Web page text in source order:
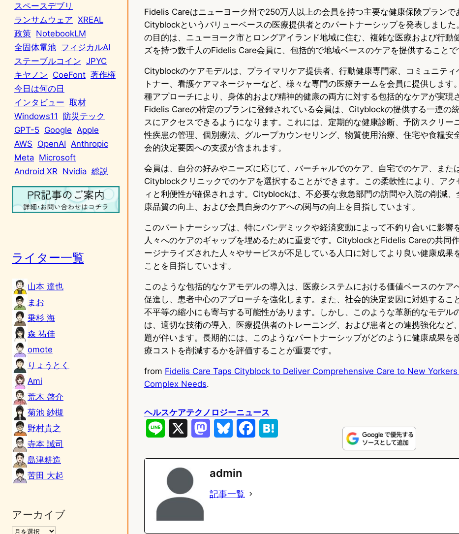
スペースデブリ
ランサムウェア XREAL
政策 NotebookLM
全固体電池 フィジカルAI
ステーブルコイン JPYC
キヤノン CoeFont 著作権
今日は何の日
インタビュー 取材
Windows11
防災テック
GPT-5 Google Apple
AWS OpenAI Anthropic
Meta Microsoft
Android XR Nvidia 総説
ライター一覧
山本 達也
まお
乗杉 海
森 祐佳
omote
りょうとく
Ami
荒木 啓介
菊池 紗槻
野村貴之
寺本 誠司
島津耕造
苦田 大起
アーカイブ
Fidelis Careはニューヨーク州で250万人以上の会員を持つ主要な健康保険プランで
Cityblockというバリューベースの医療提供者とのパートナーシップを発表しました
の目的は、ニューヨーク市とロングアイランド地域に住む、複雑な医療および行動
ズを持つ数千人のFidelis Care会員に、包括的で地域ベースのケアを提供することで
Cityblockのケアモデルは、プライマリケア提供者、行動健康専門家、コミュニティ
トナー、看護ケアマネージャーなど、様々な専門の医療チームを会員に提供します
種アプローチにより、身体的および精神的健康の両方に対する包括的なケアが実現
Fidelis Careの特定のプランに登録されている会員は、Cityblockの提供する一連の
スにアクセスできるようになります。これには、定期的な健康診断、予防スクリー
性疾患の管理、個別療法、グループカウンセリング、物質使用治療、住宅や食糧安
会的決定要因への支援が含まれます。
会員は、自分の好みやニーズに応じて、バーチャルでのケア、自宅でのケア、また
Cityblockクリニックでのケアを選択することができます。この柔軟性により、アク
ィと利便性が確保されます。Cityblockは、不必要な救急部門の訪問や入院の削減、
康品質の向上、および会員自身のケアへの関与の向上を目指しています。
このパートナーシップは、特にパンデミックや経済変動によって不釣り合いに影響
人々へのケアのギャップを埋めるために重要です。CityblockとFidelis Careの共同
ージナライズされた人々やサービスが不足している人口に対してより良い健康成果
ことを目指しています。
このような包括的なケアモデルの導入は、医療システムにおける価値ベースのケア
促進し、患者中心のアプローチを強化します。また、社会的決定要因に対処するこ
不平等の縮小にも寄与する可能性があります。しかし、このような革新的なモデル
は、適切な技術の導入、医療提供者のトレーニング、および患者との連携強化など
題が伴います。長期的には、このようなパートナーシップがどのように健康成果を
療コストを削減するかを評価することが重要です。
from Fidelis Care Taps Cityblock to Deliver Comprehensive Care to New
Complex Needs.
ヘルスケアテクノロジーニュース
e
admin
記事一覧